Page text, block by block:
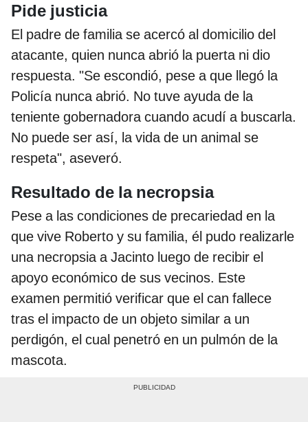
Pide justicia
El padre de familia se acercó al domicilio del
atacante, quien nunca abrió la puerta ni dio
respuesta. "Se escondió, pese a que llegó la
Policía nunca abrió. No tuve ayuda de la
teniente gobernadora cuando acudí a buscarla.
No puede ser así, la vida de un animal se
respeta", aseveró.
Resultado de la necropsia
Pese a las condiciones de precariedad en la
que vive Roberto y su familia, él pudo realizarle
una necropsia a Jacinto luego de recibir el
apoyo económico de sus vecinos. Este
examen permitió verificar que el can fallece
tras el impacto de un objeto similar a un
perdigón, el cual penetró en un pulmón de la
mascota.